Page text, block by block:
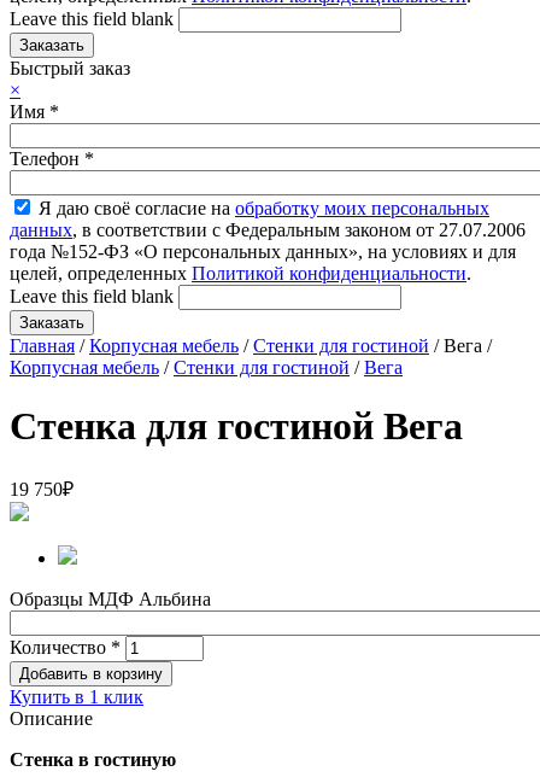
Leave this field blank
Быстрый заказ
×
Имя *
Телефон *
Я даю своё согласие на обработку моих персональных
данных, в соответствии с Федеральным законом от 27.07.2006
года №152-ФЗ «О персональных данных», на условиях и для
целей, определенных Политикой конфиденциальности.
Leave this field blank
Главная /Корпусная мебель /Стенки для гостиной / Вега /
Корпусная мебель /Стенки для гостиной /Вега
Стенка для гостиной Вега
19 750₽
Образцы МДФ Альбина
Количество *
Купить в 1 клик
Описание
Стенка в гостиную